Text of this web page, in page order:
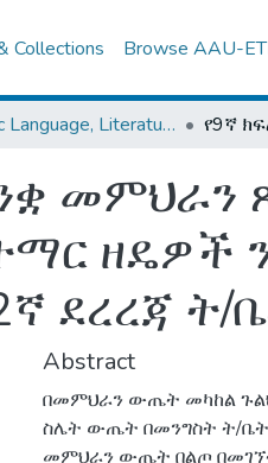
Collections Browse AAU-
Amharic Language, Literature and Folklore
ዘዴዎች
ደረረጃ ት/
Abstract
በመምህራን ውጤት መካከል ጉልህ
ስሌት ውጤት በመንግስት ት/
መምህራን ውጤት በልጦ